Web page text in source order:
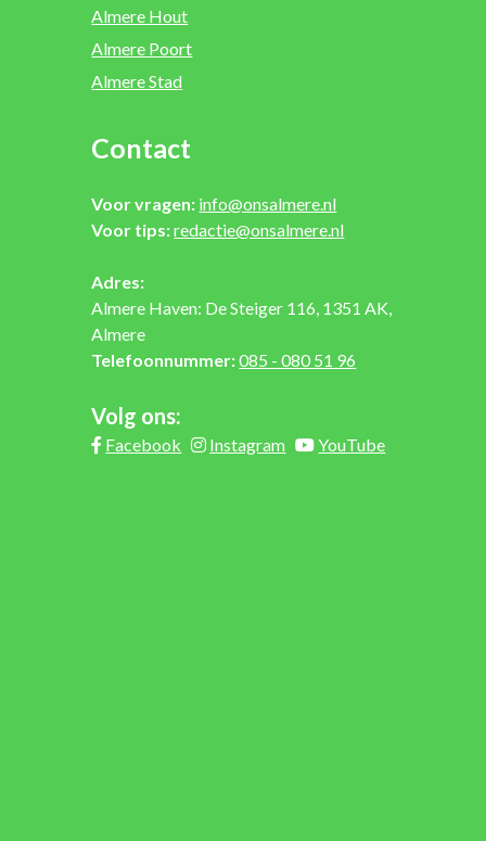
Almere Hout
Almere Poort
Almere Stad
Contact
Voor vragen: info@onsalmere.nl
Voor tips:redactie@onsalmere.nl
Adres:
Almere Haven: De Steiger 116, 1351 AK,
Almere
Telefoonnummer:085 - 080 51 96
Volg ons:
Facebook Instagram YouTube